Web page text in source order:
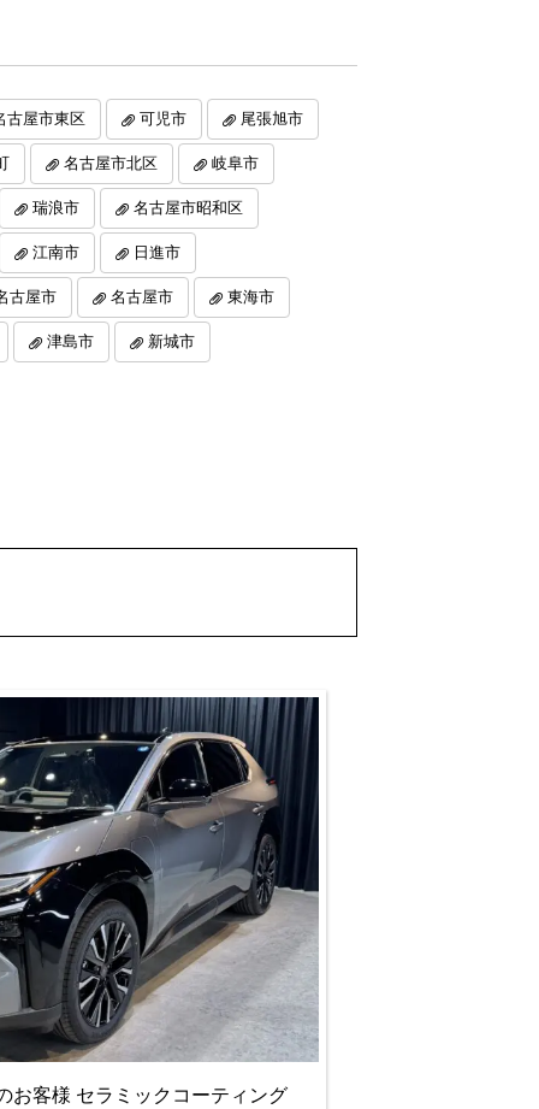
古屋市東区 可児市 尾張旭市
名古屋市北区 岐阜市
瑞浪市 名古屋市昭和区
江南市 日進市
古屋市 名古屋市 東海市
津島市 新城市
お客様 セラミックコーティング